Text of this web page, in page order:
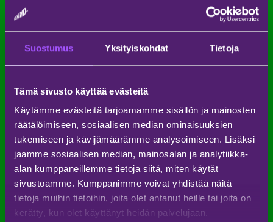
Suostumus Yksityiskohdat Tietoja
Tämä sivusto käyttää evästeitä
Käytämme evästeitä tarjoamamme sisällön ja mainosten
räätälöimiseen, sosiaalisen median ominaisuuksien
tukemiseen ja kävijämäärämme analysoimiseen. Lisäksi
jaamme sosiaalisen median, mainosalan ja analytiikka-
alan kumppaneillemme tietoja siitä, miten käytät
sivustoamme. Kumppanimme voivat yhdistää näitä
tietoja muihin tietoihin, joita olet antanut heille tai joita on
kerätty, kun olet käyttänyt heidän palvelujaan.
Pakkaa mukaan festivaalin perusvarusteet:
aurinkovoide, vesipullo, sadetakki ja mukavat
kengät ovat ehdottomia.
Muista pukeutua kerroksittain – Suomen kesä voi
Pidä mukana pieni ensiapupakkaus, jossa on
laastareita ja särkylääkettä.
Turvallisuus on myös tärkeää. Pidä huolta
ystävistäsi ja sopikaa tapaamispaikka siltä varalta,
että eksytte toisistanne. Varmista, että puhelimesi
on ladattu ja käytä tarvittaessa kannettavaa
laturia. Muista myös syödä ja juoda säännöllisesti,
jotta jaksat juhlia koko festivaalin ajan!
Kokemuksen maksimointi